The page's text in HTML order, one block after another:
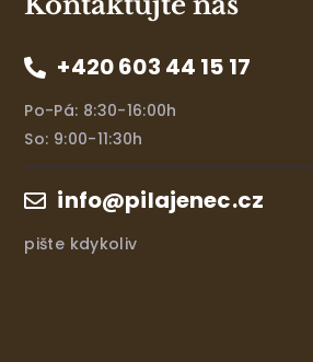
+420 603 44 15 17
Po-Pá: 8:30-16:00h
So: 9:00-11:30h
info@pilajenec.cz
pište kdykoliv